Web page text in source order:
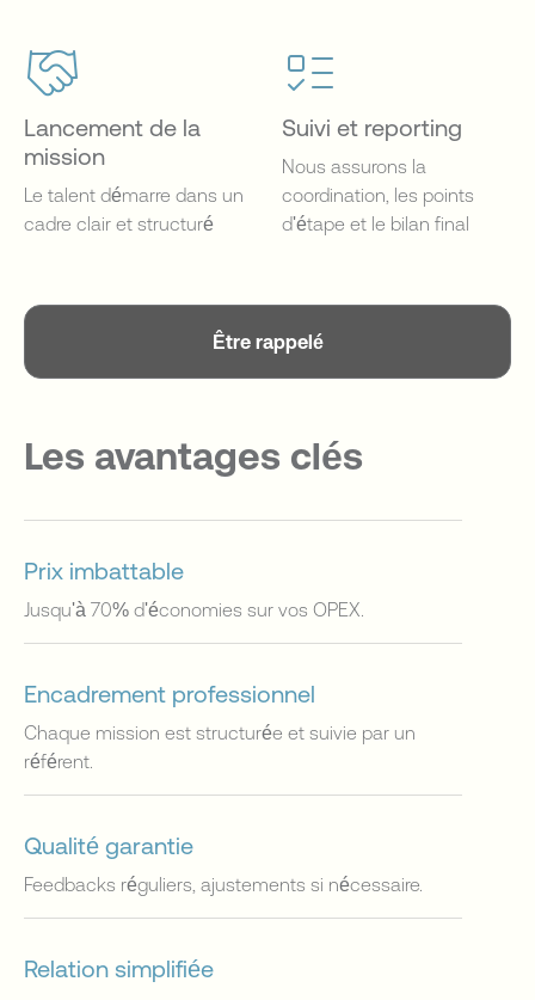
Lancement de la
mission
Le talent démarre dans un
cadre clair et structuré
Suivi et reporting
Nous assurons la
coordination, les points
d'étape et le bilan final
Être rappelé
Les avantages clés
Prix imbattable
Jusqu'à 70% d'économies sur vos OPEX.
Encadrement professionnel
Chaque mission est structurée et suivie par un
référent.
Qualité garantie
Feedbacks réguliers, ajustements si nécessaire.
Relation simplifiée